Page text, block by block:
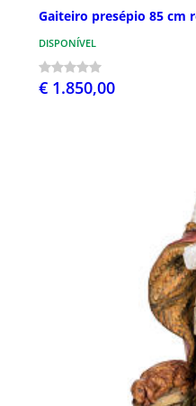
Gaiteiro presépio 85 cm
DISPONÍVEL
€ 1.850,00